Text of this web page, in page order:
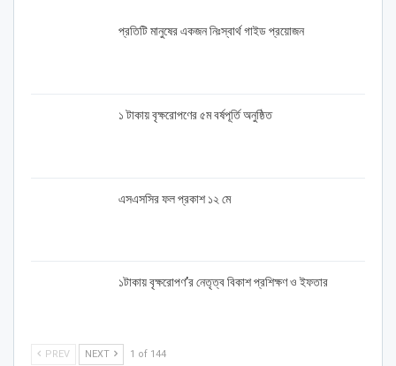
প্রতিটি মানুষের একজন নিঃস্বার্থ গাইড প্রয়োজন
১ টাকায় বৃক্ষরোপণের ৫ম বর্ষপূর্তি অনুষ্ঠিত
এসএসসির ফল প্রকাশ ১২ মে
১টাকায় বৃক্ষরোপণ’র নেতৃত্ব বিকাশ প্রশিক্ষণ ও ইফতার
PREV NEXT 1 of 144